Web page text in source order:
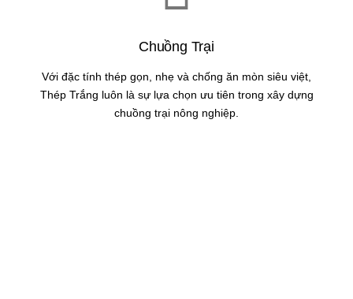
Chuồng Trại
Với đặc tính thép gọn, nhẹ và chống ăn mòn siêu việt,
Thép Trắng luôn là sự lựa chọn ưu tiên trong xây dựng
chuồng trại nông nghiệp.